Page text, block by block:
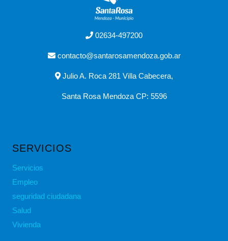
02634-497200
contacto@santarosamendoza.gob.ar
Julio A. Roca 281 Villa Cabecera,
Santa Rosa Mendoza CP: 5596
SERVICIOS
Servicios
Empleo
seguridad ciudadana
Salud
Vivienda